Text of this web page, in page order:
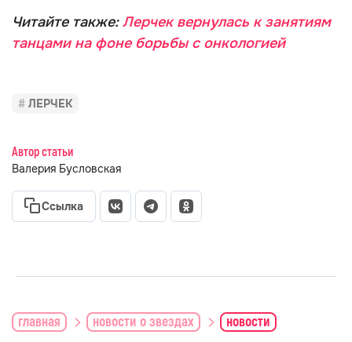
Читайте также:Лерчек вернулась к занятиям
танцами на фоне борьбы с онкологией
ЛЕРЧЕК
Автор статьи
Валерия Бусловская
Ссылка
главная новости о звездах новости